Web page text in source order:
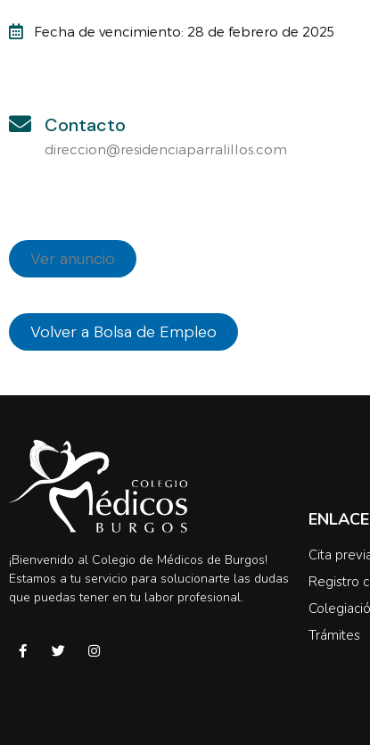
Fecha de vencimiento: 28 de febrero de 2025
Contacto
direccion@residenciaparralillos.com
Ver anuncio
Volver a Bolsa de Empleo
¡Bienvenido al Colegio de Médicos de Burgos!
Estamos a tu servicio para solucionarte las dudas
que puedas tener en tu labor profesional.
Cita
Registro
Trámites